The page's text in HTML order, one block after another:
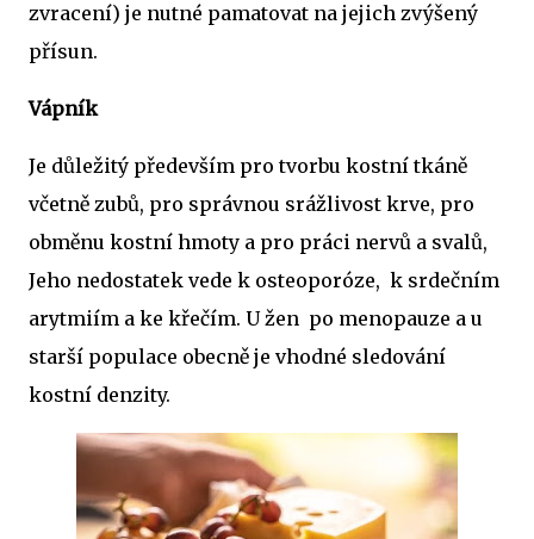
zvracení) je nutné pamatovat na jejich zvýšený
přísun.
Vápník
Je důležitý především pro tvorbu kostní tkáně
včetně zubů, pro správnou srážlivost krve, pro
obměnu kostní hmoty a pro práci nervů a svalů,
Jeho nedostatek vede k osteoporóze, k srdečním
arytmiím a ke křečím. U žen po menopauze a u
starší populace obecně je vhodné sledování
kostní denzity.